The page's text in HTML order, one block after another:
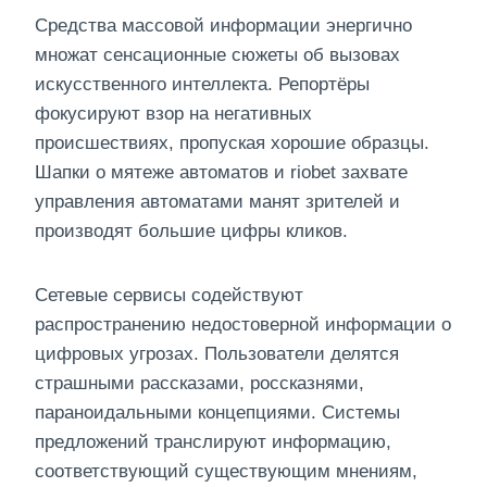
Средства массовой информации энергично
множат сенсационные сюжеты об вызовах
искусственного интеллекта. Репортёры
фокусируют взор на негативных
происшествиях, пропуская хорошие образцы.
Шапки о мятеже автоматов и riobet захвате
управления автоматами манят зрителей и
производят большие цифры кликов.
Сетевые сервисы содействуют
распространению недостоверной информации о
цифровых угрозах. Пользователи делятся
страшными рассказами, россказнями,
параноидальными концепциями. Системы
предложений транслируют информацию,
соответствующий существующим мнениям,